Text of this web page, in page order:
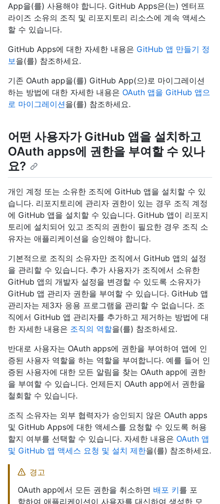
App을(를) 사용해야 합니다. GitHub Apps은(는) 엔터프
라이즈 소유의 조직 및 리포지토리 리소스에 계속 액세스
할 수 있습니다.
GitHub Apps에 대한 자세한 내용은 GitHub 앱 만들기 정
보을(를) 참조하세요.
기존 OAuth app을(를) GitHub App(으)로 마이그레이션
하는 방법에 대한 자세한 내용은 OAuth 앱을 GitHub 앱으
로 마이그레이션을(를) 참조하세요.
어떤 사용자가 GitHub 앱을 설치하고
OAuth apps에 권한을 부여할 수 있나
요?
개인 계정 또는 소유한 조직에 GitHub 앱을 설치할 수 있
습니다. 리포지토리에 관리자 권한이 있는 경우 조직 계정
에 GitHub 앱을 설치할 수 있습니다. GitHub 앱이 리포지
토리에 설치되어 있고 조직의 권한이 필요한 경우 조직 소
유자는 애플리케이션을 승인해야 합니다.
기본적으로 조직의 소유자만 조직에서 GitHub 앱의 설정
을 관리할 수 있습니다. 추가 사용자가 조직에서 소유한
GitHub 앱의 개발자 설정을 변경할 수 있도록 소유자가
GitHub 앱 관리자 권한을 부여할 수 있습니다. GitHub 앱
관리자는 제3자 응용 프로그램을 관리할 수 없습니다. 조
직에서 GitHub 앱 관리자를 추가하고 제거하는 방법에 대
한 자세한 내용은 조직의 역할을(를) 참조하세요.
반대로 사용자는 OAuth apps에 권한을 부여하여 앱에 인
증된 사용자 역할을 하는 역할을 부여합니다. 예를 들어 인
증된 사용자에 대한 모든 알림을 찾는 OAuth app에 권한
을 부여할 수 있습니다. 언제든지 OAuth app에서 권한을
철회할 수 있습니다.
조직 소유자는 외부 협력자가 승인되지 않은 OAuth apps
및 GitHub Apps에 대한 액세스를 요청할 수 있도록 허용
할지 여부를 선택할 수 있습니다. 자세한 내용은 OAuth 앱
및 GitHub 앱 액세스 요청 및 설치 제한을(를) 참조하세요.
경고
OAuth app에서 모든 권한을 취소하면 배포 키를 포
함하여 애플리케이션이 사용자를 대신하여 생성한 모